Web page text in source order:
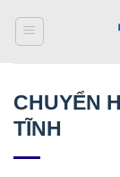
qua
CHUYỂN
TĨNH